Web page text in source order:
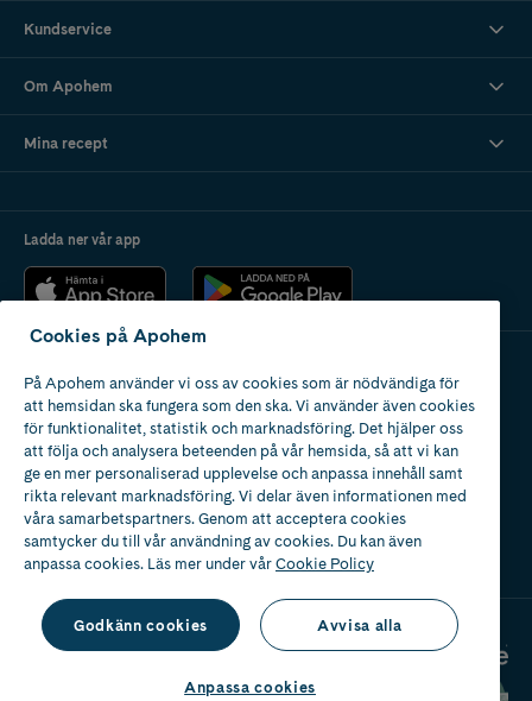
Kundservice
Om Apohem
Mina recept
Ladda ner vår app
Apotek med tillstånd
av Läkemedelsverket
Cookies på Apohem
På Apohem använder vi oss av cookies som är nödvändiga för
att hemsidan ska fungera som den ska. Vi använder även cookies
för funktionalitet, statistik och marknadsföring. Det hjälper oss
att följa och analysera beteenden på vår hemsida, så att vi kan
ge en mer personaliserad upplevelse och anpassa innehåll samt
rikta relevant marknadsföring. Vi delar även informationen med
våra samarbetspartners. Genom att acceptera cookies
samtycker du till vår användning av cookies. Du kan även
anpassa cookies. Läs mer under vårCookie Policy
Godkänn cookies Avvisa alla
Anpassa cookies